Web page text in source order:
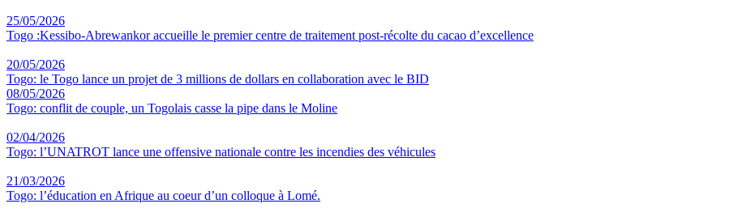
25/05/2026
Togo :Kessibo-Abrewankor accueille le premier centre de traitement post-récolte du cacao d’excellence
20/05/2026
Togo: le Togo lance un projet de 3 millions de dollars en collaboration avec le BID
08/05/2026
Togo: conflit de couple, un Togolais casse la pipe dans le Moline
02/04/2026
Togo: l’UNATROT lance une offensive nationale contre les incendies des véhicules
21/03/2026
Togo: l’éducation en Afrique au coeur d’un colloque à Lomé.